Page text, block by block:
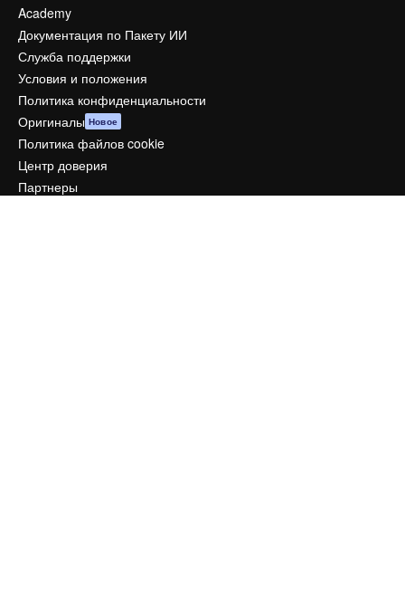
Academy
Документация по Пакету ИИ
Служба поддержки
Условия и положения
Политика конфиденциальности
Оригиналы Новое
Политика файлов cookie
Центр доверия
Партнеры